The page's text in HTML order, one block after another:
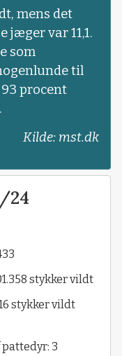
mens det
jæger var 11,1.
som
til
procent
Kilde: mst.dk
24
stykker vildt
stykker vildt
3